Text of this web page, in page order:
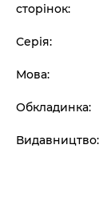
сторінок:
Серія:
Мова:
Обкладинка:
Видавництво: